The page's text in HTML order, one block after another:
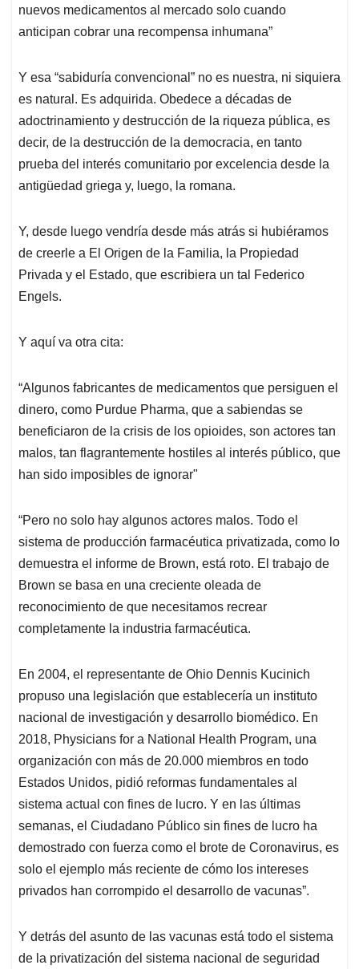
nuevos medicamentos al mercado solo cuando
anticipan cobrar una recompensa inhumana”
Y esa “sabiduría convencional” no es nuestra, ni siquiera
es natural. Es adquirida. Obedece a décadas de
adoctrinamiento y destrucción de la riqueza pública, es
decir, de la destrucción de la democracia, en tanto
prueba del interés comunitario por excelencia desde la
antigüedad griega y, luego, la romana.
Y, desde luego vendría desde más atrás si hubiéramos
de creerle a El Origen de la Familia, la Propiedad
Privada y el Estado, que escribiera un tal Federico
Engels.
Y aquí va otra cita:
“Algunos fabricantes de medicamentos que persiguen el
dinero, como Purdue Pharma, que a sabiendas se
beneficiaron de la crisis de los opioides, son actores tan
malos, tan flagrantemente hostiles al interés público, que
han sido imposibles de ignorar"
“Pero no solo hay algunos actores malos. Todo el
sistema de producción farmacéutica privatizada, como lo
demuestra el informe de Brown, está roto. El trabajo de
Brown se basa en una creciente oleada de
reconocimiento de que necesitamos recrear
completamente la industria farmacéutica.
En 2004, el representante de Ohio Dennis Kucinich
propuso una legislación que establecería un instituto
nacional de investigación y desarrollo biomédico. En
2018, Physicians for a National Health Program, una
organización con más de 20.000 miembros en todo
Estados Unidos, pidió reformas fundamentales al
sistema actual con fines de lucro. Y en las últimas
semanas, el Ciudadano Público sin fines de lucro ha
demostrado con fuerza como el brote de Coronavirus, es
solo el ejemplo más reciente de cómo los intereses
privados han corrompido el desarrollo de vacunas”.
Y detrás del asunto de las vacunas está todo el sistema
de la privatización del sistema nacional de seguridad